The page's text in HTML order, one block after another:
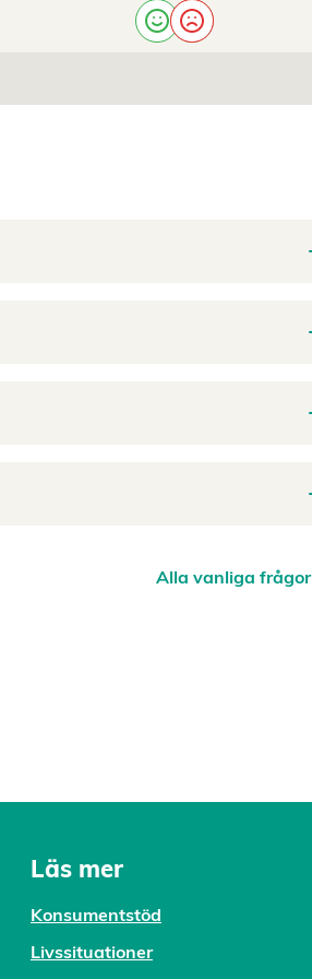
Alla vanliga frågor
Läs mer
Konsumentstöd
Livssituationer